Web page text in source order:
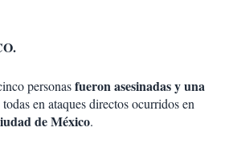
personasfueron asesinadas y una
todas en ataques directos ocurridos en
de México.